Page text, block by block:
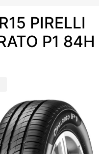
PIRELLI
P1 84H